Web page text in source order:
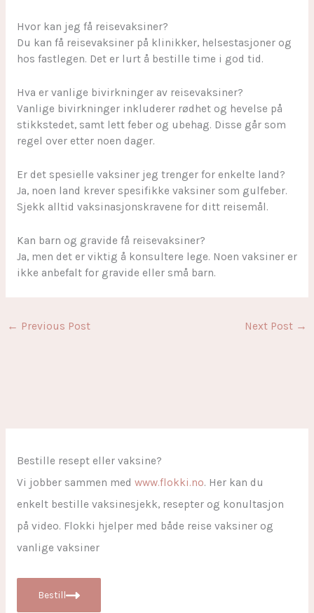
Hvor kan jeg få reisevaksiner?
Du kan få reisevaksiner på klinikker, helsestasjoner og
hos fastlegen. Det er lurt å bestille time i god tid.
Hva er vanlige bivirkninger av reisevaksiner?
Vanlige bivirkninger inkluderer rødhet og hevelse på
stikkstedet, samt lett feber og ubehag. Disse går som
regel over etter noen dager.
Er det spesielle vaksiner jeg trenger for enkelte land?
Ja, noen land krever spesifikke vaksiner som gulfeber.
Sjekk alltid vaksinasjonskravene for ditt reisemål.
Kan barn og gravide få reisevaksiner?
Ja, men det er viktig å konsultere lege. Noen vaksiner er
ikke anbefalt for gravide eller små barn.
← Previous Post Next Post →
Bestille resept eller vaksine?
Vi jobber sammen med www.flokki.no. Her kan du
enkelt bestille vaksinesjekk, resepter og konultasjon
på video. Flokki hjelper med både reise vaksiner og
vanlige vaksiner
Bestill